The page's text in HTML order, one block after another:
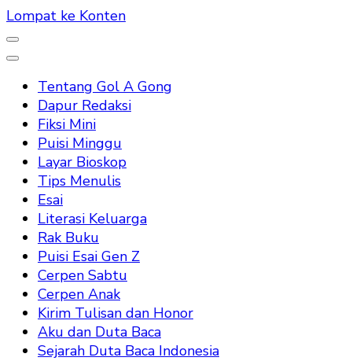
Lompat ke Konten
Tentang Gol A Gong
Dapur Redaksi
Fiksi Mini
Puisi Minggu
Layar Bioskop
Tips Menulis
Esai
Literasi Keluarga
Rak Buku
Puisi Esai Gen Z
Cerpen Sabtu
Cerpen Anak
Kirim Tulisan dan Honor
Aku dan Duta Baca
Sejarah Duta Baca Indonesia